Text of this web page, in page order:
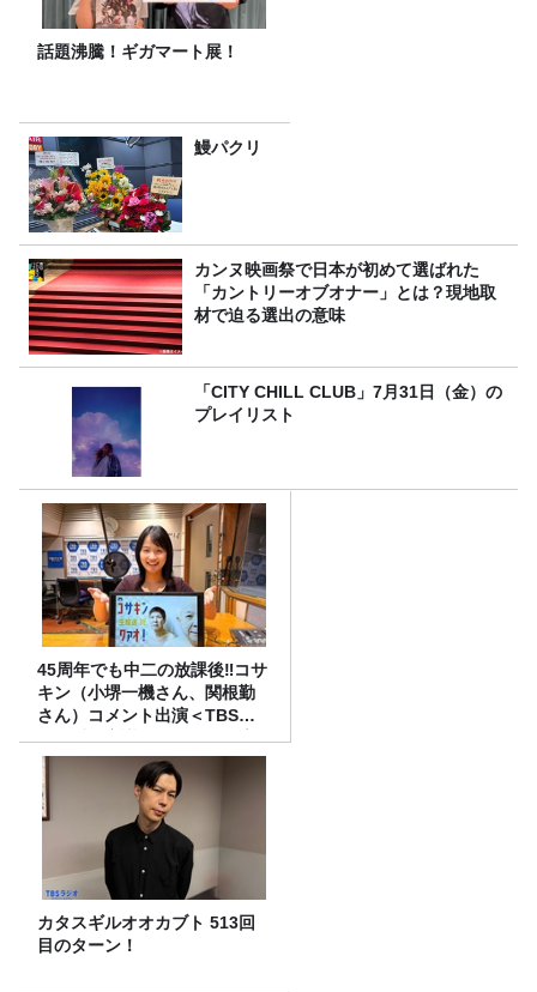
話題沸騰！ギガマート展！
鰻パクリ
カンヌ映画祭で日本が初めて選ばれた
「カントリーオブオナー」とは？現地取
材で迫る選出の意味
「CITY CHILL CLUB」7月31日（金）の
プレイリスト
45周年でも中二の放課後‼コサ
キン（小堺一機さん、関根勤
さん）コメント出演＜TBSラ
ジオ番組審議会からのご報告
＞
カタスギルオオカブト 513回
目のターン！